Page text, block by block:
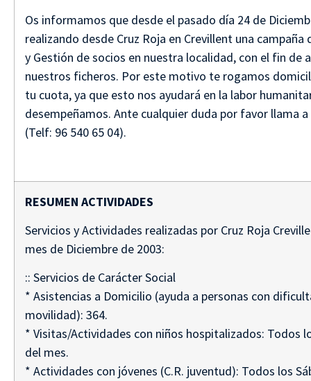
Os informamos que desde el pasado día 24 de
realizando desde Cruz Roja en Crevillent una campaña
y Gestión de socios en nuestra localidad, con el fin de
nuestros ficheros. Por este motivo te rogamos
tu cuota, ya que esto nos ayudará en la labor
desempeñamos. Ante cualquier duda por favor llama a
(Telf: 96 540 65 04).
RESUMEN ACTIVIDADES
Servicios y Actividades realizadas por Cruz Roja
mes de Diciembre de 2003:
:: Servicios de Carácter Social
* Asistencias a Domicilio (ayuda a personas con
movilidad): 364.
* Visitas/Actividades con niños hospitalizados: Todos
del mes.
* Actividades con jóvenes (C.R. juventud): Todos los